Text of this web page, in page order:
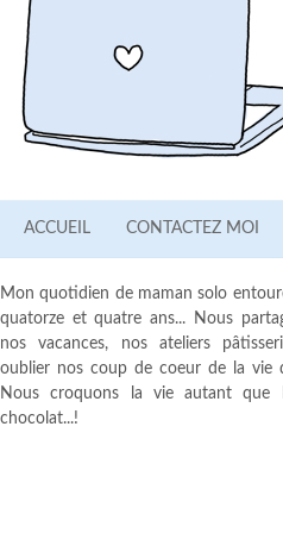
ACCUEIL CONTACTEZ MOI
Mon quotidien de maman solo
quatorze et quatre ans... Nous
nos vacances, nos ateliers
oublier nos coup de coeur de la vie
Nous croquons la vie autant que
chocolat...!